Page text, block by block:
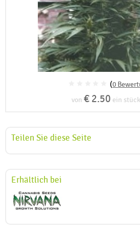
(0
von€ 2.50 ein stück
Teilen Sie diese Seite
Erhältlich bei